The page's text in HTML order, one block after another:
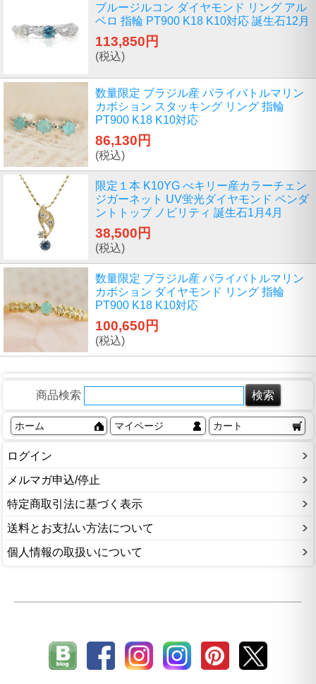
ブルージルコン ダイヤモンド リング アル
ベロ 指輪 PT900 K18 K10対応 誕生石12月
113,850円
(税込)
数量限定 ブラジル産 パライバトルマリン
カボション スタッキング リング 指輪
PT900 K18 K10対応
86,130円
(税込)
限定１本 K10YG べキリー産カラーチェン
ジガーネット UV蛍光ダイヤモンド ペンダ
ントトップ ノビリティ 誕生石1月4月
38,500円
(税込)
数量限定 ブラジル産 パライバトルマリン
カボション ダイヤモンド リング 指輪
PT900 K18 K10対応
100,650円
(税込)
商品検索
ホーム マイページ カート
ログイン
メルマガ申込/停止
特定商取引法に基づく表示
送料とお支払い方法について
個人情報の取扱いについて